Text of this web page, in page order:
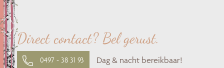
Direct contact? Bel gerust.
0497 - 38 31 93 Dag & nacht bereikbaar!